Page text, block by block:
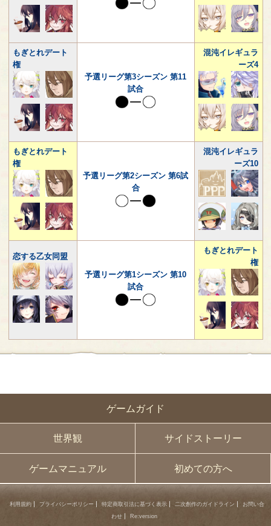
ゲームガイド
世界観 サイドストーリー
ゲームマニュアル 初めての方へ
もぎとれデート
権
予選リーグ第3シーズン 第11
試合
混沌イレギュラ
ーズ4
もぎとれデート
権
予選リーグ第2シーズン 第6試
合
混沌イレギュラ
ーズ10
恋する乙女同盟
予選リーグ第1シーズン 第10
試合
もぎとれデート
権
利用規約 プライバシーポリシー 特定商取引法に基づく表示 二次創作のガイドライン
お問い合
わせ
Re:version